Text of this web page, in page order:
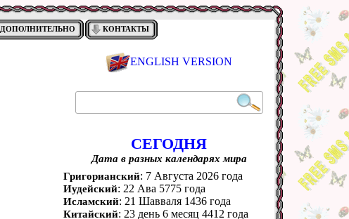
ДОПОЛНИТЕЛЬНО КОНТАКТЫ
ENGLISH VERSION
СЕГОДНЯ
Дата в разных календарях мира
Григорианский: 7 Августа 2026 года
Иудейский: 22 Ава 5775 года
Исламский: 21 Шавваля 1436 года
Китайский: 23 день 6 месяц 4412 года